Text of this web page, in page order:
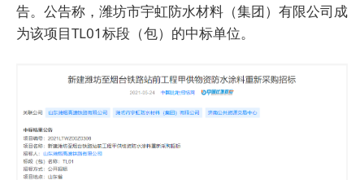
告。公告称，潍坊市宇虹防水材料（集团）有限公司成
为该项目TL01标段（包）的中标单位。